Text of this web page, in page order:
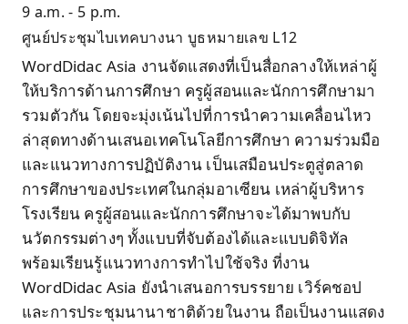
9 a.m. - 5 p.m.
ศูนย์ประชุมไบเทคบางนา บูธหมายเลข L12
WordDidac Asia งานจัดแสดงที่เป็นสื่อกลางให้เหล่าผู้
ให้บริการด้านการศึกษา ครูผู้สอนและนักการศึกษามา
รวมตัวกัน โดยจะมุ่งเน้นไปที่การนำความเคลื่อนไหว
ล่าสุดทางด้านเสนอเทคโนโลยีการศึกษา ความร่วมมือ
และแนวทางการปฏิบัติงาน เป็นเสมือนประตูสู่ตลาด
การศึกษาของประเทศในกลุ่มอาเซียน เหล่าผู้บริหาร
โรงเรียน ครูผู้สอนและนักการศึกษาจะได้มาพบกับ
นวัตกรรมต่างๆ ทั้งแบบที่จับต้องได้และแบบดิจิทัล
พร้อมเรียนรู้แนวทางการทำไปใช้จริง ที่งาน
WordDidac Asia ยังนำเสนอการบรรยาย เวิร์คชอป
และการประชุมนานาชาติด้วยในงาน ถือเป็นงานแสดง